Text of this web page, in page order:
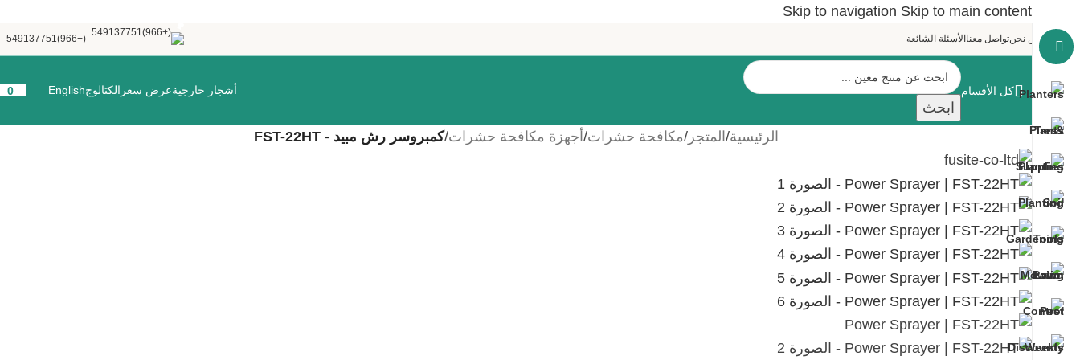
Skip to navigation Skip to main content
من نحنتواصل معنا الأسئلة الشائعة (+966)549137751
كل الأقسام
ابحث
أشجار خارجيةعرض سعر الكتالوجEnglish
0
الرئيسية/ المتجر/مكافحة حشرات/ أجهزة مكافحة حشرات/كمبروسر رش مبيد - FST-22HT